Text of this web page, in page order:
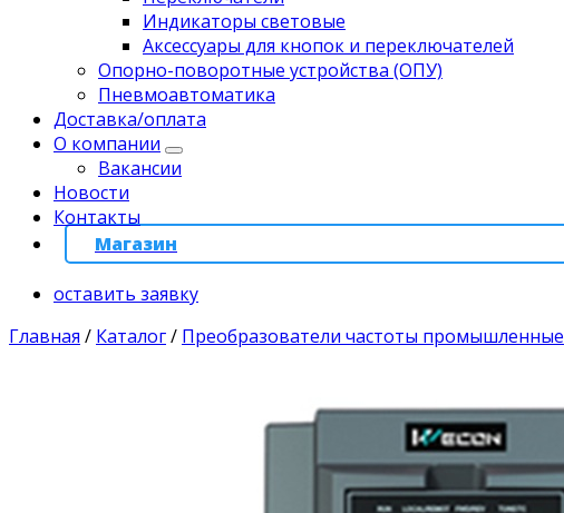
Индикаторы световые
Аксессуары для кнопок и переключателей
Опорно-поворотные устройства (ОПУ)
Пневмоавтоматика
Доставка/оплата
О компании
Вакансии
Новости
Контакты
Магазин
оставить заявку
Главная / Каталог/ Преобразователи частоты промышленные